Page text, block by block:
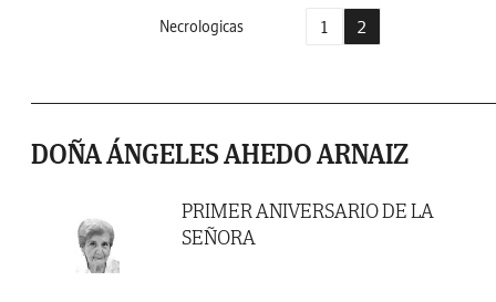
Necrologicas 1 2
DOÑA ÁNGELES AHEDO ARNAIZ
PRIMER ANIVERSARIO DE LA
SEÑORA